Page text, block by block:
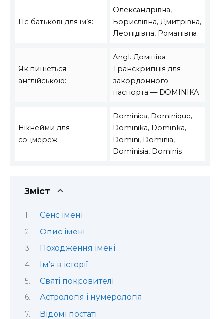
По батькові для ім’я:
Олександрівна,
Борислівна, Дмитрівна,
Леонідівна, Романівна
Як пишеться
англійською:
Angl. Домініка.
Транскрипція для
закордонного
паспорта — DOMINIKA
Нікнейми для
соцмереж:
Dominica, Dominique,
Dominika, Dominka,
Domini, Dominia,
Dominisia, Dominis
Зміст
Сенс імені
Опис імені
Походження імені
Ім’я в історії
Святі покровителі
Астрологія і нумерологія
Відомі постаті